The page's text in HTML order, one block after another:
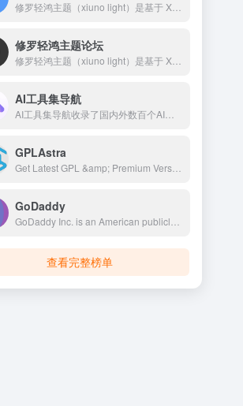
修罗轻鸿主题论坛
AI工具集导航
GPLAstra
GoDaddy
查看完整榜单